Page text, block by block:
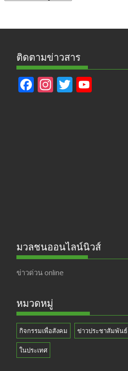
ติดตามข่าวสาร
F In T
มวลชนออนไลน์นิวส์
ข่าวด่วน online
หมวดหมู่
กิจกรรมเพื่อสังคม ข่าวประชาสัมพันธ์
ในประเทศ